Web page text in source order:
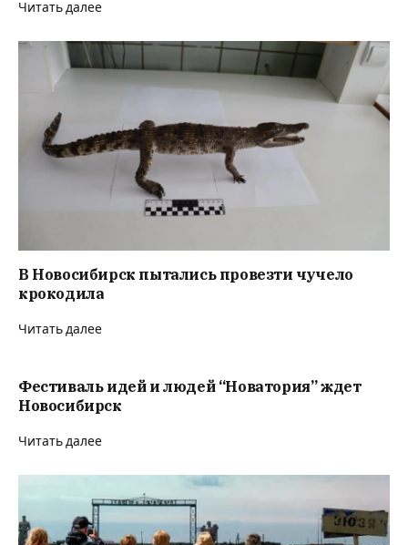
Читать далее
В Новосибирск пытались провезти чучело
крокодила
Читать далее
Фестиваль идей и людей “Новатория” ждет
Новосибирск
Читать далее